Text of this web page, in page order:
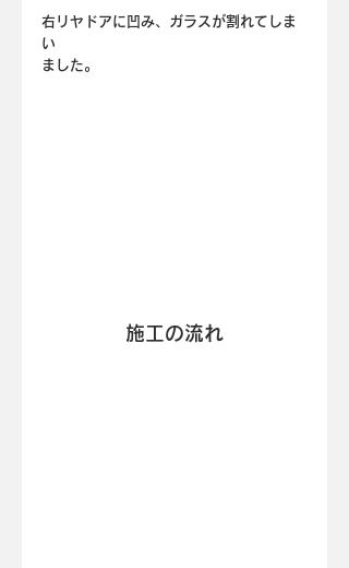
右リヤドアに凹み、ガラスが割れてしま
い
ました。
施工の流れ